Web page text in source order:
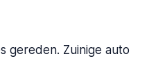
gereden. Zuinige auto